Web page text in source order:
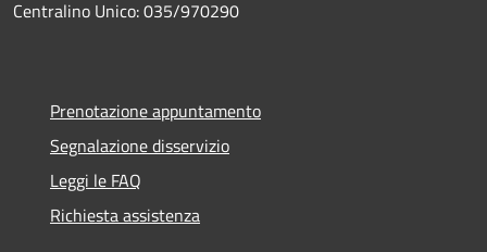
Centralino Unico: 035/970290
Prenotazione appuntamento
Segnalazione disservizio
Leggi le FAQ
Richiesta assistenza